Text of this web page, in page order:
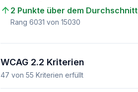
2 Punkte über dem Durchschnitt
Rang 6031 von 15030
WCAG 2.2 Kriterien
47 von 55 Kriterien erfüllt